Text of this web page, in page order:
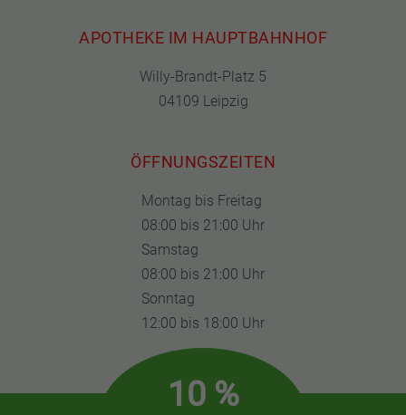
APOTHEKE IM HAUPTBAHNHOF
Willy-Brandt-Platz 5
04109 Leipzig
ÖFFNUNGSZEITEN
Montag bis Freitag
08:00 bis 21:00 Uhr
Samstag
08:00 bis 21:00 Uhr
Sonntag
12:00 bis 18:00 Uhr
10 %